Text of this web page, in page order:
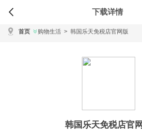
下载详情
首页 购物生活 > 韩国乐天免税店官网版
韩国乐天免税店官